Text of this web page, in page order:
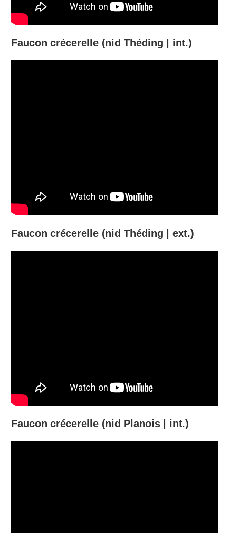
Faucon crécerelle (nid Théding | int.)
Faucon crécerelle (nid Théding | ext.)
Faucon crécerelle (nid Planois | int.)